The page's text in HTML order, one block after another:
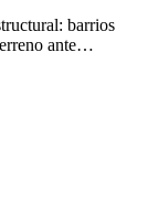
barrios
ante…